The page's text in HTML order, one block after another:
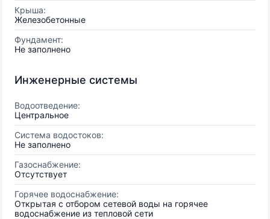
Крыша:
Железобетонные
Фундамент:
Не заполнено
Инженерные системы
Водоотведение:
Центральное
Система водостоков:
Не заполнено
Газоснабжение:
Отсутствует
Горячее водоснабжение:
Открытая с отбором сетевой воды на горячее
водоснабжение из тепловой сети